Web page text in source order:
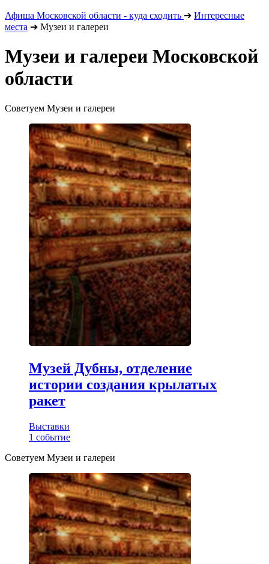
Афиша Московской области - куда сходить ➔ Интересные
места ➔ Музеи и галереи
Музеи и галереи Московской
области
Советуем Музеи и галереи
Музей Дубны, отделение
истории создания крылатых
ракет
Выставки
1 событие
Советуем Музеи и галереи